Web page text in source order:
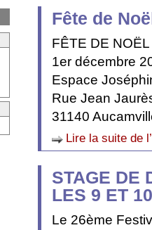
Fête de
FÊTE DE NOËL
1er décembre
Espace
Rue Jean
31140
Lire la suite de
STAGE DE
LES 9 ET
Le 26ème